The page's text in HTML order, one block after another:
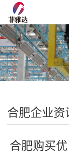
合肥企业资
合肥购买